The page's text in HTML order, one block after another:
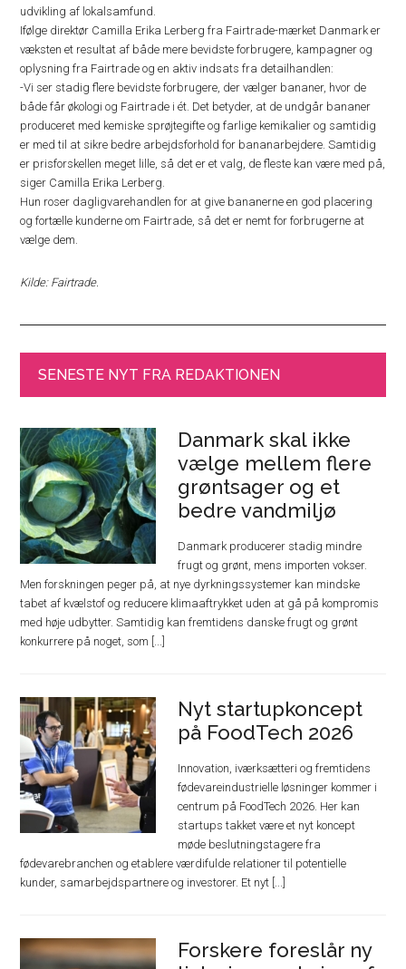
udvikling af lokalsamfund.
Ifølge direktør Camilla Erika Lerberg fra Fairtrade-mærket Danmark er
væksten et resultat af både mere bevidste forbrugere, kampagner og
oplysning fra Fairtrade og en aktiv indsats fra detailhandlen:
-Vi ser stadig flere bevidste forbrugere, der vælger bananer, hvor de
både får økologi og Fairtrade i ét. Det betyder, at de undgår bananer
produceret med kemiske sprøjtegifte og farlige kemikalier og samtidig
er med til at sikre bedre arbejdsforhold for bananarbejdere. Samtidig
er prisforskellen meget lille, så det er et valg, de fleste kan være med på,
siger Camilla Erika Lerberg.
Hun roser dagligvarehandlen for at give bananerne en god placering
og fortælle kunderne om Fairtrade, så det er nemt for forbrugerne at
vælge dem.
Kilde: Fairtrade.
SENESTE NYT FRA REDAKTIONEN
Danmark skal ikke
vælge mellem flere
grøntsager og et
bedre vandmiljø
Danmark producerer stadig mindre
frugt og grønt, mens importen vokser.
Men forskningen peger på, at nye dyrkningssystemer kan mindske
tabet af kvælstof og reducere klimaaftrykket uden at gå på kompromis
med høje udbytter. Samtidig kan fremtidens danske frugt og grønt
konkurrere på noget, som [...]
Nyt startupkoncept
på FoodTech 2026
Innovation, iværksætteri og fremtidens
fødevareindustrielle løsninger kommer i
centrum på FoodTech 2026. Her kan
startups takket være et nyt koncept
møde beslutningstagere fra
fødevarebranchen og etablere værdifulde relationer til potentielle
kunder, samarbejdspartnere og investorer. Et nyt [...]
Forskere foreslår ny